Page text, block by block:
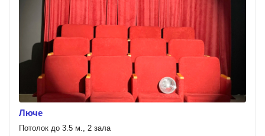
Люче
Потолок до 3.5 м., 2 зала